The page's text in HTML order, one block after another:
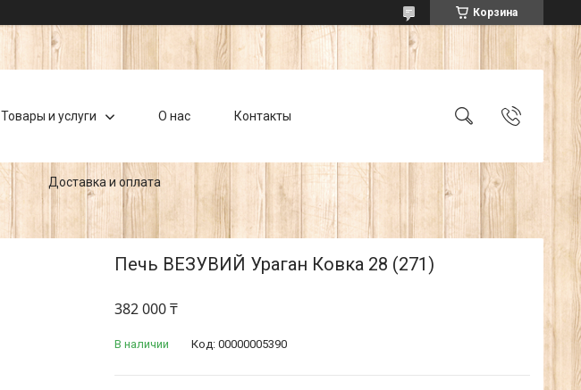
Корзина
Товары и услуги О нас Контакты
Доставка и оплата
Печь ВЕЗУВИЙ Ураган Ковка 28 (271)
382 000 ₸
В наличии Код: 00000005390